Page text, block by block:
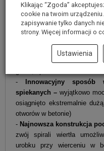
firmy BOSCH:
-Innowacyjny kształt
uzyskano bardzo precyzyjne
Innowacyjne płytki z
obróbki bardzo twardych
- Innowacyjny sposób
spiekanych – wyjątkowo
osiągnięto ekstremalnie
otworów w betonie)
- Najnowsza konstrukcja
zwój spirali wiertła
urobku przy wierceniu w
Klikając “Zgoda”
cookie na twoim
zapisywanie tylko danych
strony. Więcej informacji o
Ustawienia